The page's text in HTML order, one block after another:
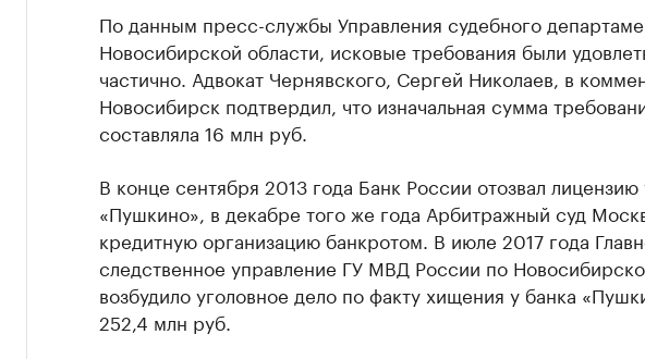
По данным пресс-службы Управления судебного
Новосибирской области, исковые требования были
частично. Адвокат Чернявского, Сергей Николаев, в
Новосибирск подтвердил, что изначальная сумма
составляла 16 млн руб.
В конце сентября 2013 года Банк России отозвал
«Пушкино», в декабре того же года Арбитражный суд
кредитную организацию банкротом. В июле 2017 года
следственное управление ГУ МВД России по
возбудило уголовное дело по факту хищения у банка
252,4 млн руб.